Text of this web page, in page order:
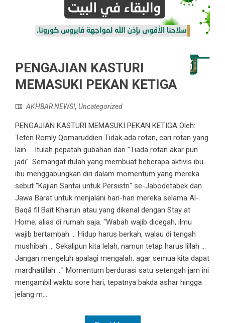
PENGAJIAN KASTURI
MEMASUKI PEKAN KETIGA
AKHBAR NEWS!, Uncategorized
PENGAJIAN KASTURI MEMASUKI PEKAN KETIGA Oleh:
Teten Romly Qomaruddien Tidak ada rotan, cari rotan yang
lain ... Itulah pepatah gubahan dari "Tiada rotan akar pun
jadi". Semangat itulah yang membuat beberapa aktivis ibu-
ibu menggabungkan diri dalam momentum yang mereka
sebut "Kajian Santai untuk Persistri" se-Jabodetabek dan
Jawa Barat untuk menjalani hari-hari mereka selama Al-
Baqâ fil Bait Khairun atau yang dikenal dengan Stay at
Home, alias di rumah saja. "Wabah wajib dicegah, ilmu
wajib bertambah ... Hidup harus berkah, walau di tengah
mushibah ... Sekalipun kita lelah, namun tetap harus lillah ...
Jangan mengeluh apalagi mengalah, agar semua kita dapat
mardhatillah ..." Momentum berdurasi satu setengah jam ini
mengambil waktu sore hari, tepatnya bakda ashar hingga
jelang m...